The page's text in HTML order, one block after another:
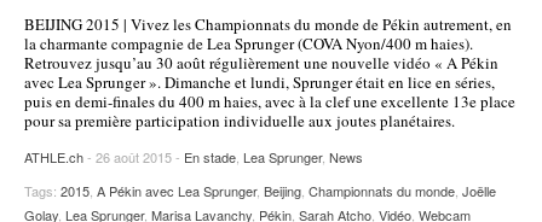
BEIJING 2015 | Vivez les Championnats du monde de Pékin autrement, en
la charmante compagnie de Lea Sprunger (COVA Nyon/400 m haies).
Retrouvez jusqu’au 30 août régulièrement une nouvelle vidéo « A Pékin
avec Lea Sprunger ». Dimanche et lundi, Sprunger était en lice en séries,
puis en demi-finales du 400 m haies, avec à la clef une excellente 13e place
pour sa première participation individuelle aux joutes planétaires.
ATHLE.ch- 26 août 2015 - En stade Lea Sprunger, News
Tags: 2015 A Pékin avec Lea Sprunger, Beijing Championnats du monde Joëlle
Golay Lea Sprunger, Marisa Lavanchy Pékin Sarah Atcho Vidéo Webcam